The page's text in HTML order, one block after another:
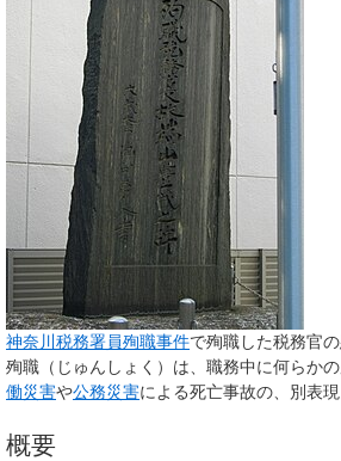
神奈川税務署員殉職事件で殉職した税務官
殉職 （じゅんしょく）は、職務中に何らか
働災害や公務災害による死亡事故の、別表現
概要